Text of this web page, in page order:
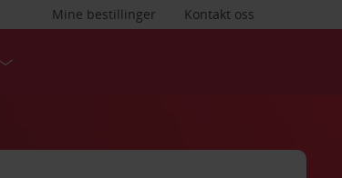
Kontakt oss
Mine bestillinger